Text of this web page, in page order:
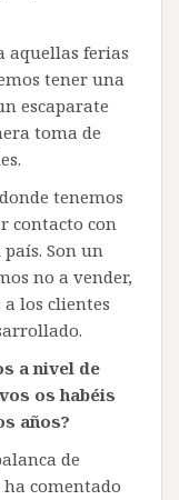
aquellas ferias
tener una
escaparate
toma de
tenemos
contacto con
Son un
no a vender,
los clientes
a nivel de
os habéis
años?
de
comentado